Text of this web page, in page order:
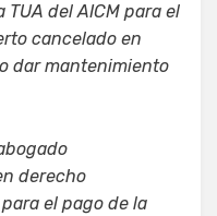
del AICM para el
cancelado en
dar mantenimiento
derecho
el pago de la